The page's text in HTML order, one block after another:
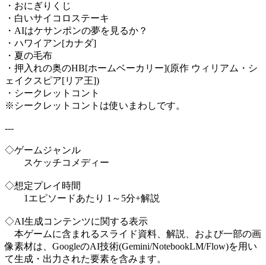
・おにぎりくじ
・白いサイコロステーキ
・AIはケサンポンの夢を見るか？
・ハワイアン[カナダ]
・夏の毛布
・押入れの奥のHB[ホームベーカリー](原作 ウィリアム・シ
ェイクスピア[リア王])
・シークレットコント
※シークレットコントは使いまわしです。
---
◇ゲームジャンル
スケッチコメディー
◇想定プレイ時間
1エピソードあたり 1～5分+解説
◇AI生成コンテンツに関する表示
本ゲームに含まれるスライド資料、解説、および一部の画
像素材は、GoogleのAI技術(Gemini/NotebookLM/Flow)を用い
て生成・出力された要素を含みます。